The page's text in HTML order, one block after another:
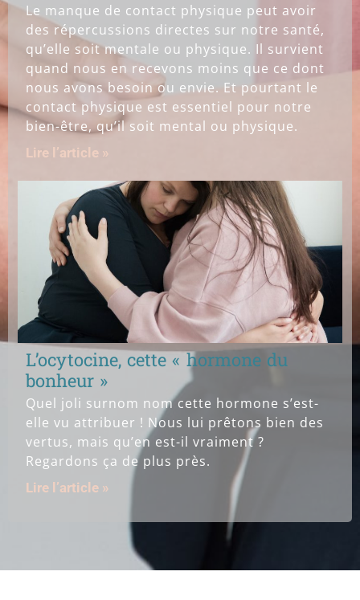
Le manque de contact physique peut avoir
des répercussions directes sur notre santé,
qu’elle soit mentale ou physique. Il survient
quand nous en recevons moins que ce dont
nous avons besoin ou envie. Et pourtant le
contact physique est essentiel pour notre
bien-être, qu’il soit mental ou physique.
Lire l’article »
L’ocytocine, cette « hormone du
bonheur »
Quel joli surnom nom cette hormone s’est-
elle vu attribuer ! Nous lui prêtons bien des
vertus, mais qu’en est-il vraiment ?
Regardons ça de plus près.
Lire l’article »